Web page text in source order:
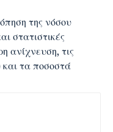
της νόσου
στατιστικές
ανίχνευση, τις
και τα ποσοστά